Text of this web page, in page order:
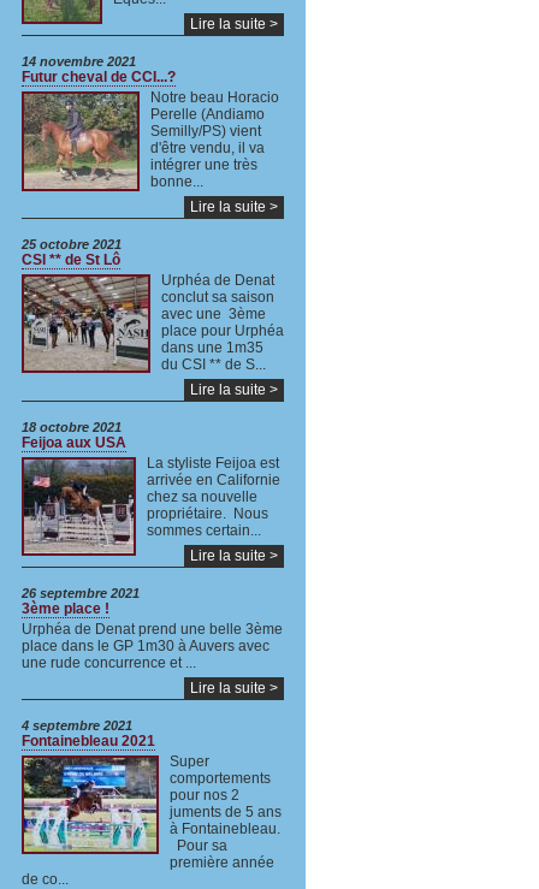
Lire la suite >
14 novembre 2021
Futur cheval de CCI...?
Notre beau Horacio
Perelle (Andiamo
Semilly/PS) vient
d'être vendu, il va
intégrer une très
bonne...
Lire la suite >
25 octobre 2021
CSI ** de St Lô
Urphéa de Denat
conclut sa saison
avec une 3ème
place pour Urphéa
dans une 1m35
du CSI ** de S...
Lire la suite >
18 octobre 2021
Feijoa aux USA
La styliste Feijoa est
arrivée en Californie
chez sa nouvelle
propriétaire. Nous
sommes certain...
Lire la suite >
26 septembre 2021
3ème place !
Urphéa de Denat prend une belle 3ème
place dans le GP 1m30 à Auvers avec
une rude concurrence et ...
Lire la suite >
4 septembre 2021
Fontainebleau 2021
Super
comportements
pour nos 2
juments de 5 ans
à Fontainebleau.
Pour sa
première année
de co...